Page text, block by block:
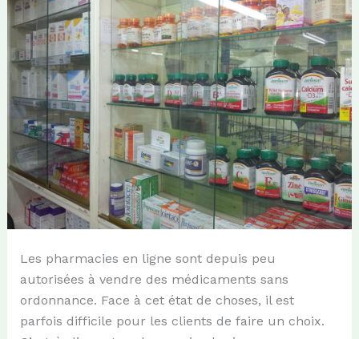
Les pharmacies en ligne sont depuis peu
autorisées à vendre des médicaments sans
ordonnance. Face à cet état de choses, il est
parfois difficile pour les clients de faire un choix.